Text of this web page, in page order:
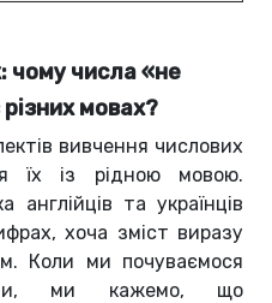
чому числа «не
мовах?
вивчення числових
їх із рідною мовою.
англійців та українців
хоча зміст виразу
Коли ми почуваємося
ми кажемо, що